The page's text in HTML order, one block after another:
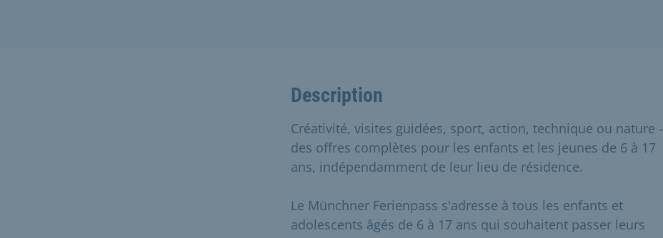
Description
Créativité, visites guidées, sport, action, technique ou nature -
des offres complètes pour les enfants et les jeunes de 6 à 17
ans, indépendamment de leur lieu de résidence.
Le Münchner Ferienpass s'adresse à tous les enfants et
adolescents âgés de 6 à 17 ans qui souhaitent passer leurs